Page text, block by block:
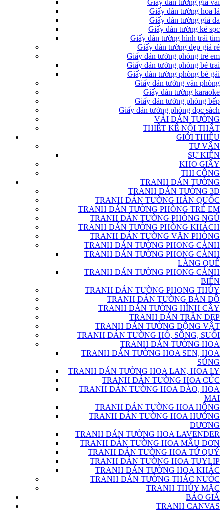
Giấy dán tường giả vải
Giấy dán tường hoa lá
Giấy dán tường giả da
Giấy dán tường kẻ sọc
Giấy dán tường hình trái tim
Giấy dán tường đẹp giá rẻ
Giấy dán tường phòng trẻ em
Giấy dán tường phòng bé trai
Giấy dán tường phòng bé gái
Giấy dán tường văn phòng
Giấy dán tường karaoke
Giấy dán tường phòng bếp
Giấy dán tường phòng đọc sách
VẢI DÁN TƯỜNG
THIẾT KẾ NỘI THẤT
GIỚI THIỆU
TƯ VẤN
SỰ KIỆN
KHO GIẤY
THI CÔNG
TRANH DÁN TƯỜNG
TRANH DÁN TƯỜNG 3D
TRANH DÁN TƯỜNG HÀN QUỐC
TRANH DÁN TƯỜNG PHÒNG TRẺ EM
TRANH DÁN TƯỜNG PHÒNG NGỦ
TRANH DÁN TƯỜNG PHÒNG KHÁCH
TRANH DÁN TƯỜNG VĂN PHÒNG
TRANH DÁN TƯỜNG PHONG CẢNH
TRANH DÁN TƯỜNG PHONG CẢNH
LÀNG QUÊ
TRANH DÁN TƯỜNG PHONG CẢNH
BIỂN
TRANH DÁN TƯỜNG PHONG THỦY
TRANH DÁN TƯỜNG BẢN ĐỒ
TRANH DÁN TƯỜNG HÌNH CÂY
TRANH DÁN TRẦN ĐẸP
TRANH DÁN TƯỜNG ĐỘNG VẬT
TRANH DÁN TƯỜNG HỒ, SÔNG, SUỐI
TRANH DÁN TƯỜNG HOA
TRANH DÁN TƯỜNG HOA SEN, HOA
SÚNG
TRANH DÁN TƯỜNG HOA LAN, HOA LY
TRANH DÁN TƯỜNG HOA CÚC
TRANH DÁN TƯỜNG HOA ĐÀO, HOA
MAI
TRANH DÁN TƯỜNG HOA HỒNG
TRANH DÁN TƯỜNG HOA HƯỚNG
DƯƠNG
TRANH DÁN TƯỜNG HOA LAVENDER
TRANH DÁN TƯỜNG HOA MẪU ĐƠN
TRANH DÁN TƯỜNG HOA TỨ QUÝ
TRANH DÁN TƯỜNG HOA TUYLIP
TRANH DÁN TƯỜNG HOA KHÁC
TRANH DÁN TƯỜNG THÁC NƯỚC
TRANH THỦY MẶC
BÁO GIÁ
TRANH CANVAS